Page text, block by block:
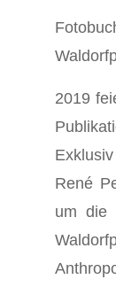
2019
René
um die